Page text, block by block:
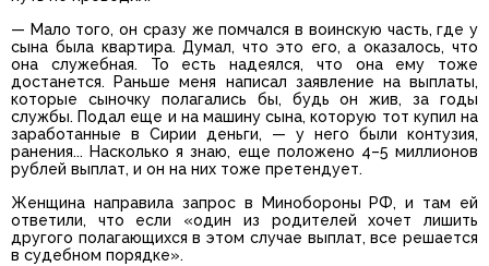
— Мало того, он сразу же помчался в воинскую часть, где у
сына была квартира. Думал, что это его, а оказалось, что
она служебная. То есть надеялся, что она ему тоже
достанется. Раньше меня написал заявление на выплаты,
которые сыночку полагались бы, будь он жив, за годы
службы. Подал еще и на машину сына, которую тот купил на
заработанные в Сирии деньги, — у него были контузия,
ранения... Насколько я знаю, еще положено 4–5 миллионов
рублей выплат, и он на них тоже претендует.
Женщина направила запрос в Минобороны РФ, и там ей
ответили, что если «один из родителей хочет лишить
другого полагающихся в этом случае выплат, все решается
в судебном порядке».